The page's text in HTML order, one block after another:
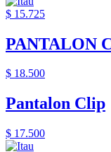
$ 15.725
PANTALON
$ 18.500
Pantalon Clip
$ 17.500